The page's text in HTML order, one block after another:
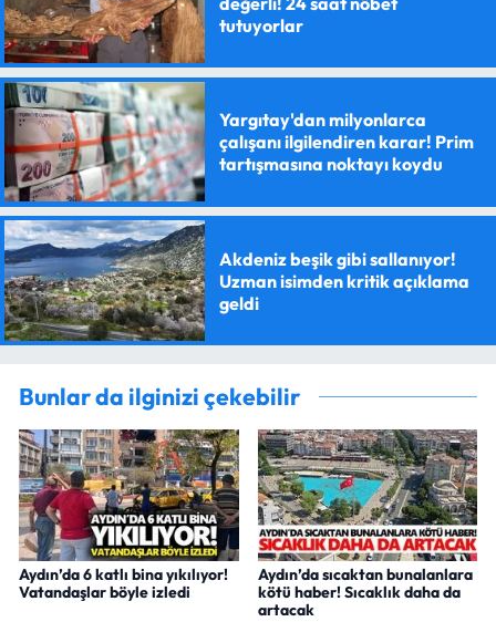
tutuyorlar
Yargıtay'dan milyonlarca
çalışanı ilgilendiren karar! Prim
tartışmasına noktayı koydu
Akdeniz beşik gibi sallanıyor!
Uzman isimden kritik açıklama
geldi
Bunlar da ilginizi çekebilir
Aydın’da 6 katlı bina yıkılıyor!
Vatandaşlar böyle izledi
Aydın’da sıcaktan bunalanlara
kötü haber! Sıcaklık daha da
artacak